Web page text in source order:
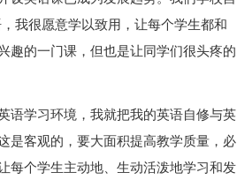
我很愿意学以致用，让每个学生都和
趣的一门课，但也是让同学们很头疼的
语学习环境，我就把我的英语自修与英
是客观的，要大面积提高教学质量，必
每个学生主动地、生动活泼地学习和发